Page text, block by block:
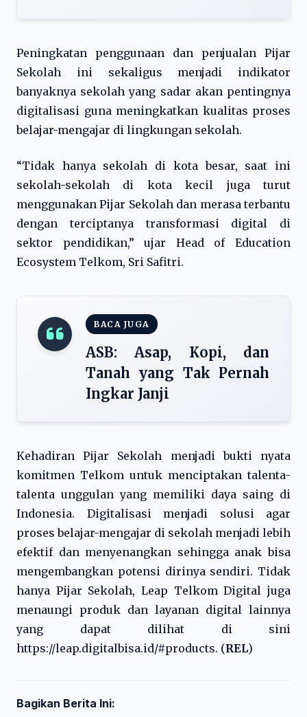
Peningkatan penggunaan dan penjualan Pijar
Sekolah ini sekaligus menjadi indikator
banyaknya sekolah yang sadar akan pentingnya
digitalisasi guna meningkatkan kualitas proses
belajar-mengajar di lingkungan sekolah.
“Tidak hanya sekolah di kota besar, saat ini
sekolah-sekolah di kota kecil juga turut
menggunakan Pijar Sekolah dan merasa terbantu
dengan terciptanya transformasi digital di
sektor pendidikan,” ujar Head of Education
Ecosystem Telkom, Sri Safitri.
BACA JUGA
ASB: Asap, Kopi, dan
Tanah yang Tak Pernah
Ingkar Janji
Kehadiran Pijar Sekolah menjadi bukti nyata
komitmen Telkom untuk menciptakan talenta-
talenta unggulan yang memiliki daya saing di
Indonesia. Digitalisasi menjadi solusi agar
proses belajar-mengajar di sekolah menjadi lebih
efektif dan menyenangkan sehingga anak bisa
mengembangkan potensi dirinya sendiri. Tidak
hanya Pijar Sekolah, Leap Telkom Digital juga
menaungi produk dan layanan digital lainnya
yang dapat dilihat di sini
https://leap.digitalbisa.id/#products. (REL)
Bagikan Berita Ini: